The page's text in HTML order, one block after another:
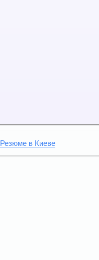
Резюме в Киеве